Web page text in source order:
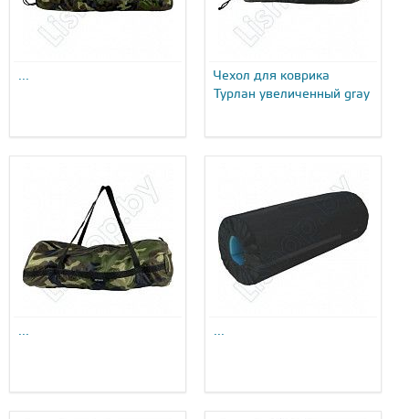
...
Чехол для коврика
Турлан увеличенный gray
... ...